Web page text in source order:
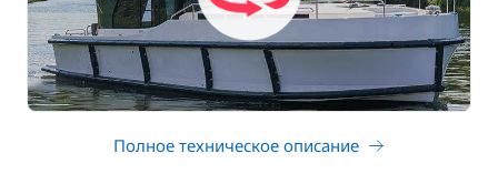
Полное техническое описание